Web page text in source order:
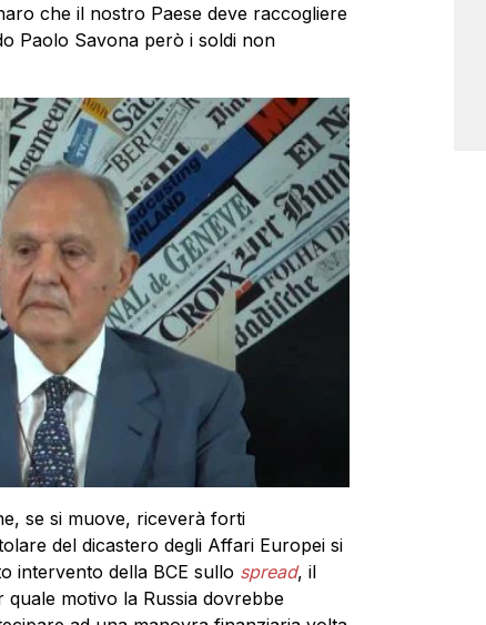
che il nostro Paese deve raccogliere
Paolo Savona però i soldi non
se si muove, riceverà forti
del dicastero degli Affari Europei si
intervento della BCE sullo spread, il
motivo la Russia dovrebbe